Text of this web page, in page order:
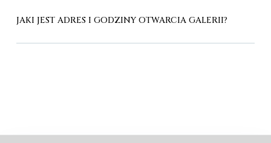
JAKI JEST ADRES I GODZINY OTWARCIA GALERII?